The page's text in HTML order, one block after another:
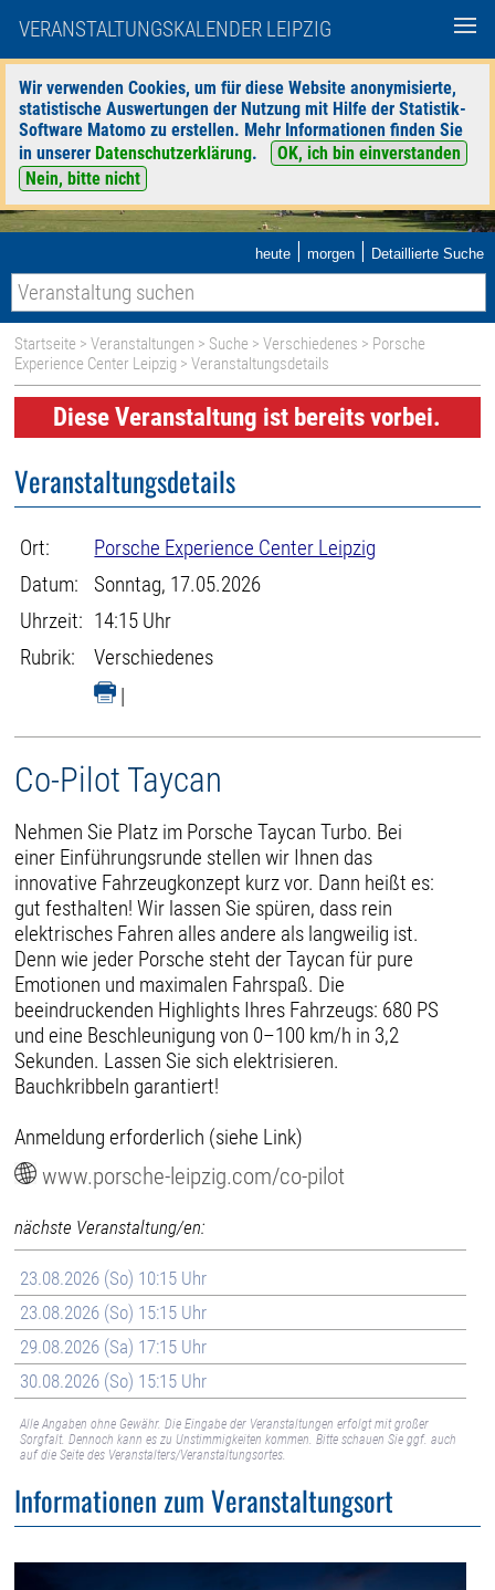
VERANSTALTUNGSKALENDER LEIPZIG
Wir verwenden Cookies, um für diese Website anonymisierte,
statistische Auswertungen der Nutzung mit Hilfe der Statistik-
Software Matomo zu erstellen. Mehr Informationen finden Sie
in unserer Datenschutzerklärung.
OK, ich bin einverstanden
Nein, bitte nicht
heute | morgen | Detaillierte Suche
Startseite >Veranstaltungen > Suche >Verschiedenes > Porsche
Experience Center Leipzig > Veranstaltungsdetails
Diese Veranstaltung ist bereits vorbei.
Veranstaltungsdetails
Ort:
Porsche Experience Center Leipzig
Datum:
Sonntag, 17.05.2026
Uhrzeit: 14:15 Uhr
Rubrik:
Verschiedenes
|
Co-Pilot Taycan
Nehmen Sie Platz im Porsche Taycan Turbo. Bei
einer Einführungsrunde stellen wir Ihnen das
innovative Fahrzeugkonzept kurz vor. Dann heißt es:
gut festhalten! Wir lassen Sie spüren, dass rein
elektrisches Fahren alles andere als langweilig ist.
Denn wie jeder Porsche steht der Taycan für pure
Emotionen und maximalen Fahrspaß. Die
beeindruckenden Highlights Ihres Fahrzeugs: 680 PS
und eine Beschleunigung von 0–100 km/h in 3,2
Sekunden. Lassen Sie sich elektrisieren.
Bauchkribbeln garantiert!
Anmeldung erforderlich (siehe Link)
www.porsche-leipzig.com/co-pilot
nächste Veranstaltung/en:
23.08.2026 (So) 10:15 Uhr
23.08.2026 (So) 15:15 Uhr
29.08.2026 (Sa) 17:15 Uhr
30.08.2026 (So) 15:15 Uhr
Alle Angaben ohne Gewähr. Die Eingabe der Veranstaltungen erfolgt mit großer
Sorgfalt. Dennoch kann es zu Unstimmigkeiten kommen. Bitte schauen Sie ggf. auch
auf die Seite des Veranstalters/Veranstaltungsortes.
Informationen zum Veranstaltungsort